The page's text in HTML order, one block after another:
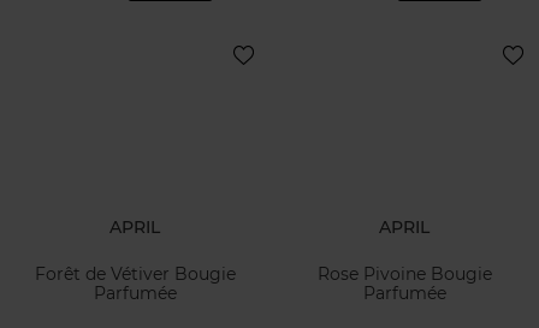
APRIL
Forêt de Vétiver Bougie
Parfumée
APRIL
Rose Pivoine Bougie
Parfumée